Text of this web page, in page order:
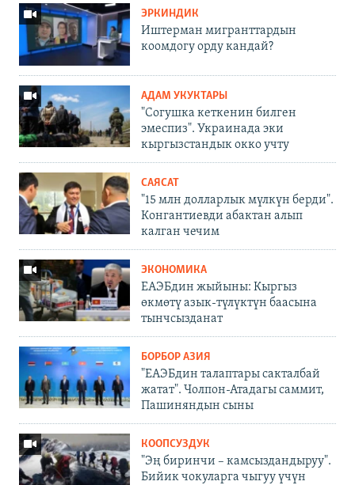
ЭРКИНДИК
Иштерман мигранттардын
коомдогу орду кандай?
АДАМ УКУКТАРЫ
"Согушка кеткенин билген
эмеспиз". Украинада эки
кыргызстандык окко учту
САЯСАТ
"15 млн долларлык мүлкүн берди".
Конгантиевди абактан алып
калган чечим
ЭКОНОМИКА
ЕАЭБдин жыйыны: Кыргыз
өкмөтү азык-түлүктүн баасына
тынчсызданат
БОРБОР АЗИЯ
"ЕАЭБдин талаптары сакталбай
жатат". Чолпон-Атадагы саммит,
Пашиняндын сыны
КООПСУЗДУК
"Эң биринчи – камсыздандыруу".
Бийик чокуларга чыгуу үчүн